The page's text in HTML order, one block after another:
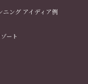
ニング アイディア例
ート